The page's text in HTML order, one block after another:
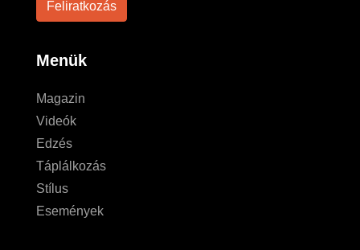
Menük
Magazin
Videók
Edzés
Táplálkozás
Stílus
Események